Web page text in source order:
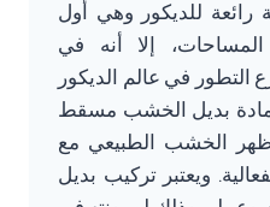
للديكور وهي أول
إلا أنه في
التطور في عالم الديكور
مادة بديل الخشب مسقط
الخشب الطبيعي مع
ويعتبر تركيب بديل